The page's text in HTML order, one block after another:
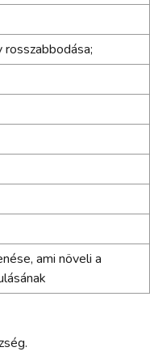
ami növeli a